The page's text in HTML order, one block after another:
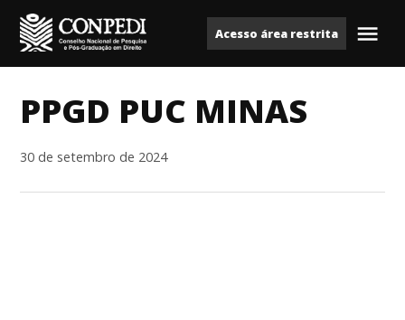
para
o
ConpediAcesso área restrita
PPGD PUC MINAS
30 de setembro de 2024